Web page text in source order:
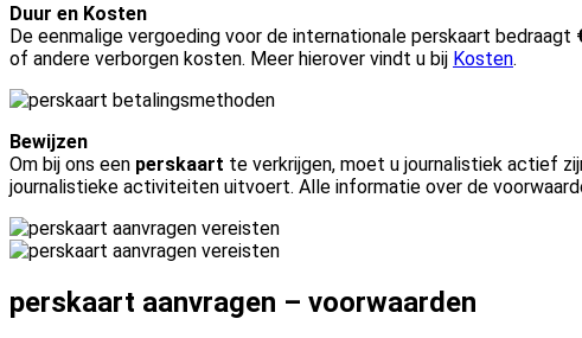
Duur en Kosten
De eenmalige vergoeding voor de internationale perskaart bedraagt
of andere verborgen kosten. Meer hierover vindt u bij Kosten.
Bewijzen
Om bij ons een perskaart te verkrijgen, moet u journalistiek actief
journalistieke activiteiten uitvoert. Alle informatie over de
perskaart aanvragen – voorwaarden